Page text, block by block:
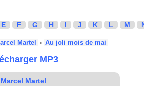
E F G H I J K L M
Martel › Au joli mois de mai
MP3
Marcel Martel